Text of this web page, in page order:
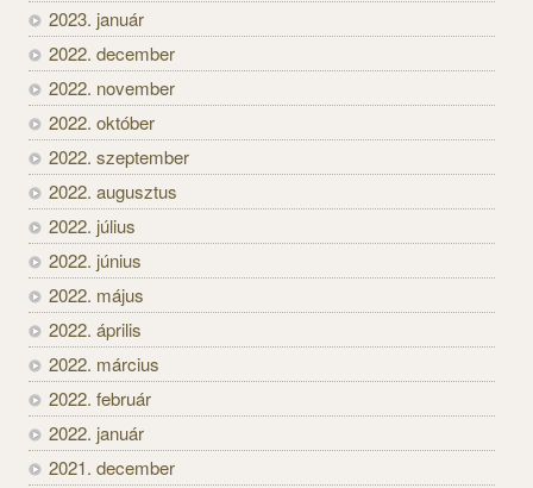
2023. január
2022. december
2022. november
2022. október
2022. szeptember
2022. augusztus
2022. július
2022. június
2022. május
2022. április
2022. március
2022. február
2022. január
2021. december